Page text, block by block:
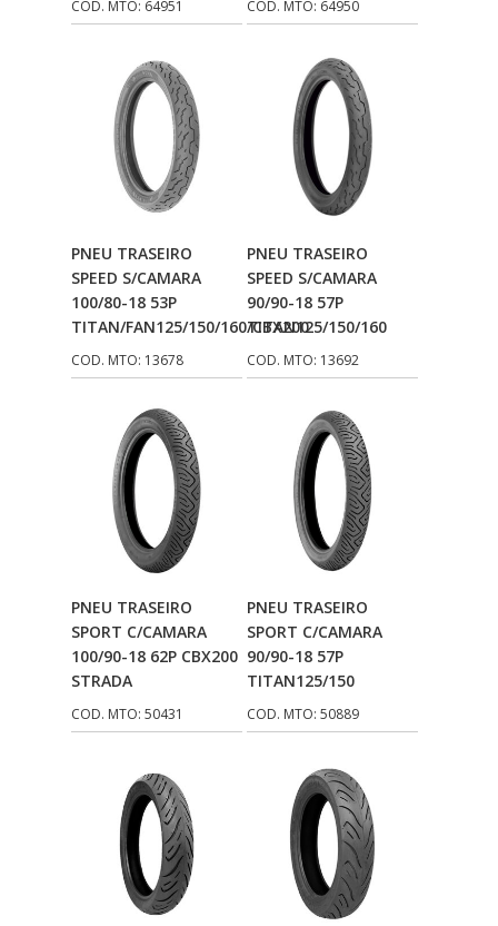
COD. MTO: 64951 COD. MTO: 64950
Adicionar Ao
Carrinho
PNEU TRASEIRO
SPEED S/CAMARA
100/80-18 53P
TITAN/FAN125/150/160/CBX200
COD. MTO: 13678
Adicionar Ao
Carrinho
PNEU TRASEIRO
SPEED S/CAMARA
90/90-18 57P
TITAN125/150/160
COD. MTO: 13692
Adicionar Ao
Carrinho
PNEU TRASEIRO
SPORT C/CAMARA
100/90-18 62P CBX200
STRADA
COD. MTO: 50431
Adicionar Ao
Carrinho
PNEU TRASEIRO
SPORT C/CAMARA
90/90-18 57P
TITAN125/150
COD. MTO: 50889